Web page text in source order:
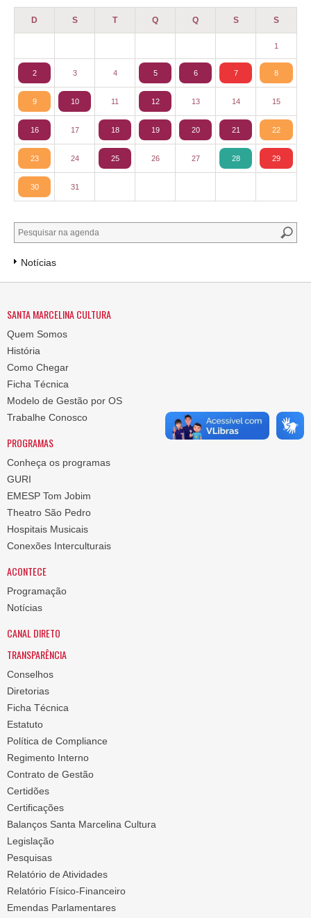
D S T Q Q S S
1
2 3 4 5 6 7 8
9 10 11 12 13 14 15
16 17 18 19 20 21 22
23 24 25 26 27 28 29
30 31
Notícias
SANTA MARCELINA CULTURA
Quem Somos
História
Como Chegar
Ficha Técnica
Modelo de Gestão por OS
Trabalhe Conosco
PROGRAMAS
Conheça os programas
GURI
EMESP Tom Jobim
Theatro São Pedro
Hospitais Musicais
Conexões Interculturais
ACONTECE
Programação
Notícias
CANAL DIRETO
TRANSPARÊNCIA
Conselhos
Diretorias
Ficha Técnica
Estatuto
Política de Compliance
Regimento Interno
Contrato de Gestão
Certidões
Certificações
Balanços Santa Marcelina Cultura
Legislação
Pesquisas
Relatório de Atividades
Relatório Físico-Financeiro
Emendas Parlamentares